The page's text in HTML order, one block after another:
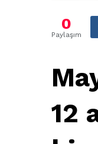
0
Paylaşım
12